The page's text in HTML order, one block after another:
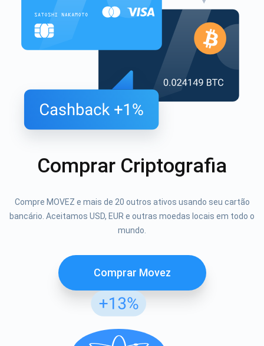
Comprar Criptografia
Compre MOVEZ e mais de 20 outros ativos usando seu cartão
bancário. Aceitamos USD, EUR e outras moedas locais em todo o
mundo.
Comprar Movez